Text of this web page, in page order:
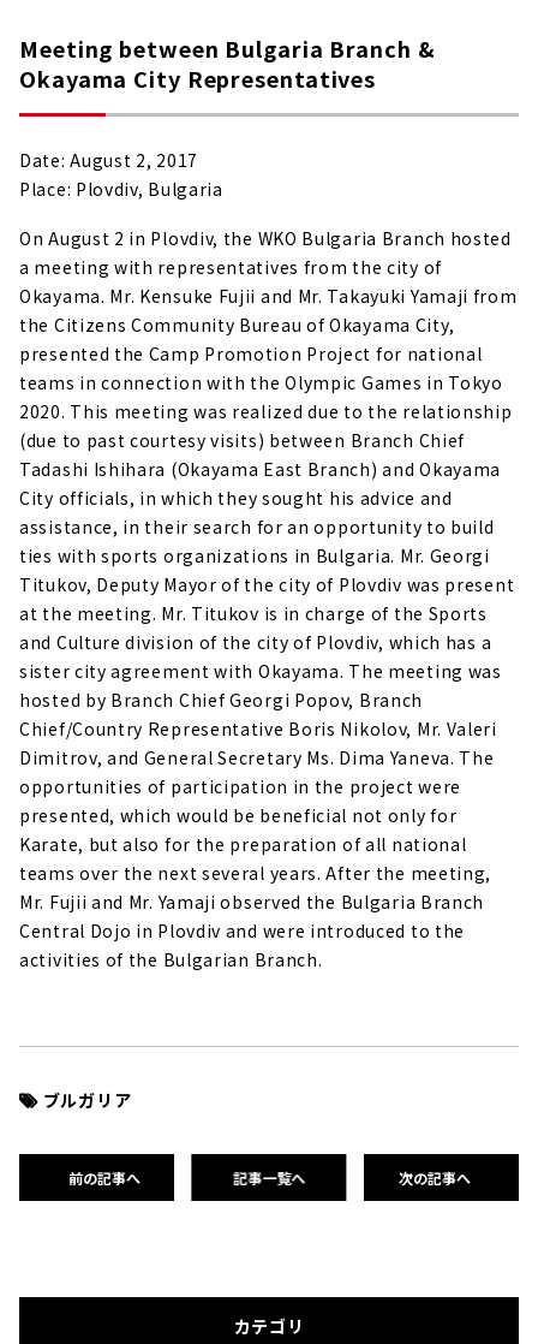
Meeting between Bulgaria Branch &
Okayama City Representatives
Date: August 2, 2017
Place: Plovdiv, Bulgaria
On August 2 in Plovdiv, the WKO Bulgaria Branch hosted
a meeting with representatives from the city of
Okayama. Mr. Kensuke Fujii and Mr. Takayuki Yamaji from
the Citizens Community Bureau of Okayama City,
presented the Camp Promotion Project for national
teams in connection with the Olympic Games in Tokyo
2020. This meeting was realized due to the relationship
(due to past courtesy visits) between Branch Chief
Tadashi Ishihara (Okayama East Branch) and Okayama
City officials, in which they sought his advice and
assistance, in their search for an opportunity to build
ties with sports organizations in Bulgaria. Mr. Georgi
Titukov, Deputy Mayor of the city of Plovdiv was present
at the meeting. Mr. Titukov is in charge of the Sports
and Culture division of the city of Plovdiv, which has a
sister city agreement with Okayama. The meeting was
hosted by Branch Chief Georgi Popov, Branch
Chief/Country Representative Boris Nikolov, Mr. Valeri
Dimitrov, and General Secretary Ms. Dima Yaneva. The
opportunities of participation in the project were
presented, which would be beneficial not only for
Karate, but also for the preparation of all national
teams over the next several years. After the meeting,
Mr. Fujii and Mr. Yamaji observed the Bulgaria Branch
Central Dojo in Plovdiv and were introduced to the
activities of the Bulgarian Branch.
ブルガリア
前の記事へ 記事一覧へ 次の記事へ
カテゴリ